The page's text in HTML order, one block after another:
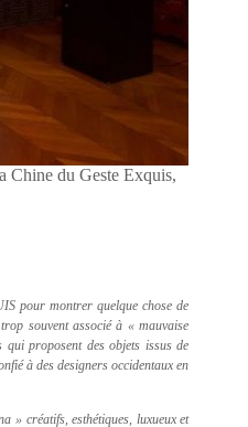
Chine du Geste Exquis,
pour montrer quelque chose de
souvent associé à « mauvaise
proposent des objets issus de
à des designers occidentaux en
» créatifs, esthétiques, luxueux et